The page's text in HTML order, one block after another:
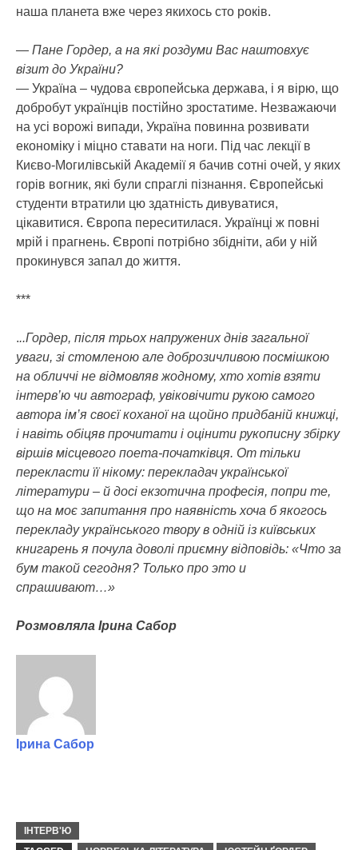
наша планета вже через якихось сто років.
— Пане Гордер, а на які роздуми Вас наштовхує
візит до України?
— Україна – чудова європейська держава, і я вірю, що
добробут українців постійно зростатиме. Незважаючи
на усі ворожі випади, Україна повинна розвивати
економіку і міцно ставати на ноги. Під час лекції в
Києво-Могилівській Академії я бачив сотні очей, у яких
горів вогник, які були спраглі пізнання. Європейські
студенти втратили цю здатність дивуватися,
цікавитися. Європа переситилася. Українці ж повні
мрій і прагнень. Європі потрібно збідніти, аби у ній
прокинувся запал до життя.
***
...Гордер, після трьох напружених днів загальної
уваги, зі стомленою але доброзичливою посмішкою
на обличчі не відмовляв жодному, хто хотів взяти
інтерв’ю чи автограф, увіковічити рукою самого
автора ім’я своєї коханої на щойно придбаній книжці,
і навіть обіцяв прочитати і оцінити рукописну збірку
віршів місцевого поета-початківця. От тільки
перекласти її нікому: перекладач української
літератури – й досі екзотична професія, попри те,
що на моє запитання про наявність хоча б якогось
перекладу українського твору в одній із київських
книгарень я почула доволі приємну відповідь: «Что за
бум такой сегодня? Только про это и
спрашивают…»
Розмовляла Ірина Сабор
Ірина Сабор
ІНТЕРВ'Ю